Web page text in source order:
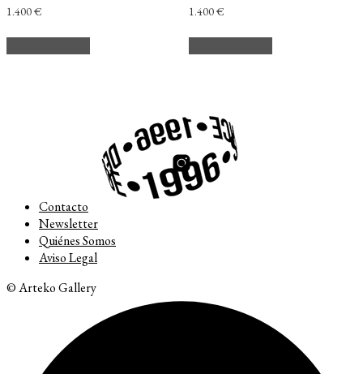
1.400€ 1.400€
Contacto
Newsletter
Quiénes Somos
Aviso Legal
© Arteko Gallery